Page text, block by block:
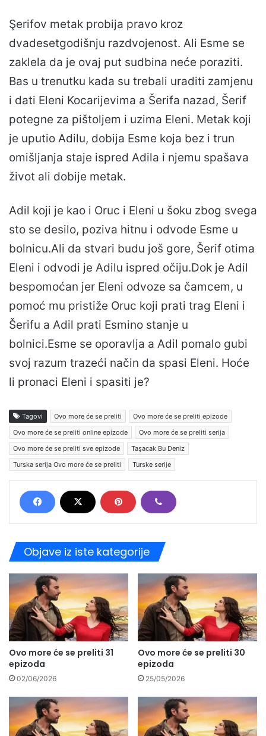
Şerifov metak probija pravo kroz
dvadesetgodišnju razdvojenost. Ali Esme se
zaklela da je ovaj put sudbina neće poraziti.
Bas u trenutku kada su trebali uraditi zamjenu
i dati Eleni Kocarijevima a Šerifa nazad, Šerif
potegne za pištoljem i uzima Eleni. Metak koji
je uputio Adilu, dobija Esme koja bez i trun
omišljanja staje ispred Adila i njemu spašava
život ali dobije metak.
Adil koji je kao i Oruc i Eleni u šoku zbog svega
sto se desilo, poziva hitnu i odvode Esme u
bolnicu.Ali da stvari budu još gore, Šerif otima
Eleni i odvodi je Adilu ispred očiju.Dok je Adil
bespomoćan jer Eleni odvoze sa čamcem, u
pomoć mu pristiže Oruc koji prati trag Eleni i
Šerifu a Adil prati Esmino stanje u
bolnici.Esme se oporavlja a Adil pomalo gubi
svoj razum trazeći način da spasi Eleni. Hoće
li pronaci Eleni i spasiti je?
Tagovi Ovo more će se preliti
Ovo more će se preliti epizode
Ovo more će se preliti online epizode
Ovo more će se preliti serija
Ovo more će se preliti sve epizode
Taşacak Bu Deniz
Turska serija Ovo more će se preliti
Turske serije
Objave iz iste kategorije
Ovo more će se preliti 31
epizoda
02/06/2026
Ovo more će se preliti 30
epizoda
25/05/2026